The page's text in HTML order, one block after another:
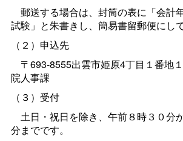
郵送する場合は、封筒の表に「会計
試験」と朱書きし、簡易書留郵便にし
（２）申込先
〒693-8555出雲市姫原4丁目１番地
院人事課
（３）受付
土日・祝日を除き、午前８時３０分
分までです。